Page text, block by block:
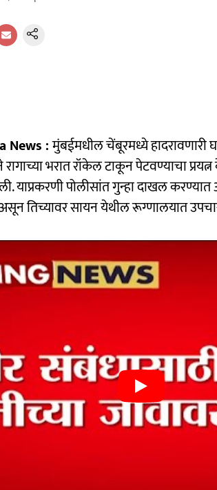
News :मुंबईमधील चेंबूरमध्ये हादरावणारी
रागाच्या भरात रॉकेल टाकून पेटवण्याचा
याप्रकरणी पोलीसांत गुन्हा दाखल
तिच्यावर सायन येथील रूग्णालयात